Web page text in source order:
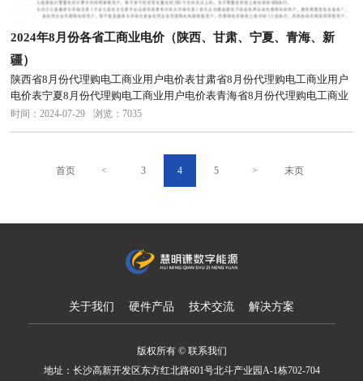
2024年8月份各省工商业电价（陕西、甘肃、宁夏、青海、新
疆）
陕西省8月份代理购电工商业用户电价表甘肃省8月份代理购电工商业用户
电价表宁夏8月份代理购电工商业用户电价表青海省8月份代理购电工商业
用户电价表新疆8月份代理购电工商业用户电价表
时间：2024-07-29 浏览：7035
首页 < 3 4 5 > 末页
关于我们 硬件产品 技术交流 解决方案
版权所有 © 联系我们
地址：长沙高新开发区东方红北路601号北斗产业园A-1栋702-704